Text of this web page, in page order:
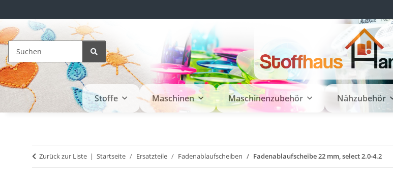
Stoffe Maschinen Maschinenzubehör Nähzubehör
Zurück zur Liste Startseite Ersatzteile Fadenablaufscheiben Fadenablaufscheibe 22 mm, select 2.0-4.2